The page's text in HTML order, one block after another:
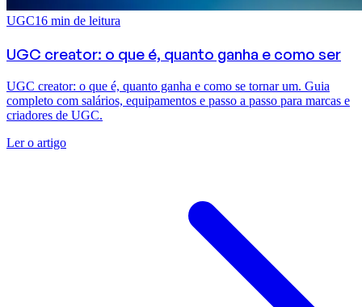
UGC16 min de leitura
UGC creator: o que é, quanto ganha e como ser
UGC creator: o que é, quanto ganha e como se tornar um. Guia
completo com salários, equipamentos e passo a passo para marcas e
criadores de UGC.
Ler o artigo